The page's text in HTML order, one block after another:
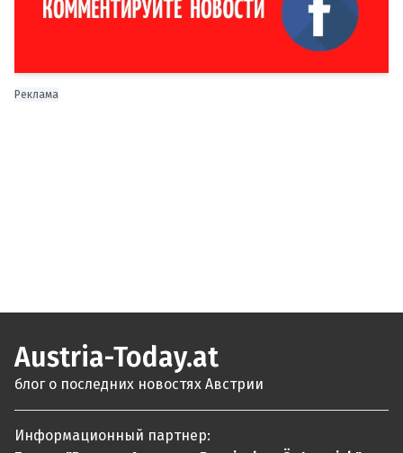
Реклама
Austria-Today.at
блог о последних новостях Австрии
Информационный партнер: